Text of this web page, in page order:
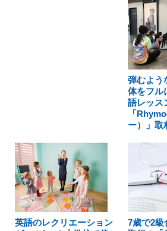
弾むよう
体をフル
語レッス
「
ー）」取
英語のレクリエーション
7歳で2級